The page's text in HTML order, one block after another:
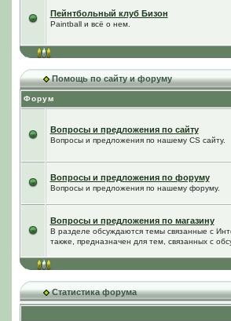
Пейнтбольный клуб Бизон
Paintball и всё о нем.
Помощь по сайту и форуму
Форум
Вопросы и предложения по сайту
Вопросы и предложения по нашему CS сайту.
Вопросы и предложения по форуму
Вопросы и предложения по нашему форуму.
Вопросы и предложения по магазину
В разделе обсуждаются темы связанные с
также, предназначен для тем, связанных с
Статистика форума